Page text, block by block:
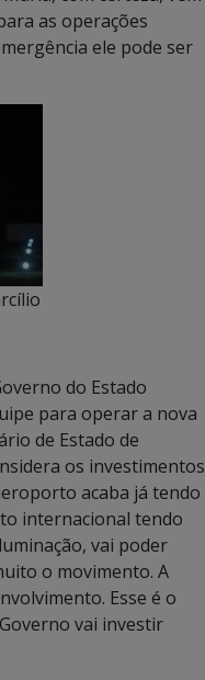
as operações
ele pode ser
do Estado
para operar a nova
de Estado de
os investimentos
acaba já tendo
internacional tendo
vai poder
o movimento. A
Esse é o
vai investir